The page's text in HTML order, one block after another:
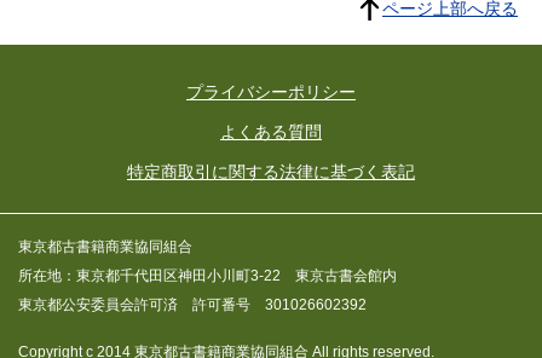
ページ上部へ戻る
プライバシーポリシー
よくある質問
特定商取引に関する法律に基づく表記
東京都古書籍商業協同組合
所在地：東京都千代田区神田小川町3-22 東京古書会館内
東京都公安委員会許可済 許可番号 301026602392
Copyright c 2014 東京都古書籍商業協同組合 All rights reserved.